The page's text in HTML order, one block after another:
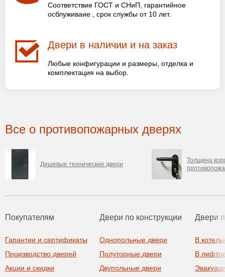
Соответствие ГОСТ и СНиП, гарантийное
осблуживаие , срок службы от 10 лет.
Двери в наличии и на заказ
Любые конфигурации и размеры, отделка и
комплектация на выбор.
Все о противопожарных дверях
Дешевые технические двери
Толщина
Покупателям
Гарантии и сертификаты
Производство дверей
Акции и скидки
Двери по конструкции
Однопольные двери
Полуторные двери
Двупольные двери
Двери
В
В